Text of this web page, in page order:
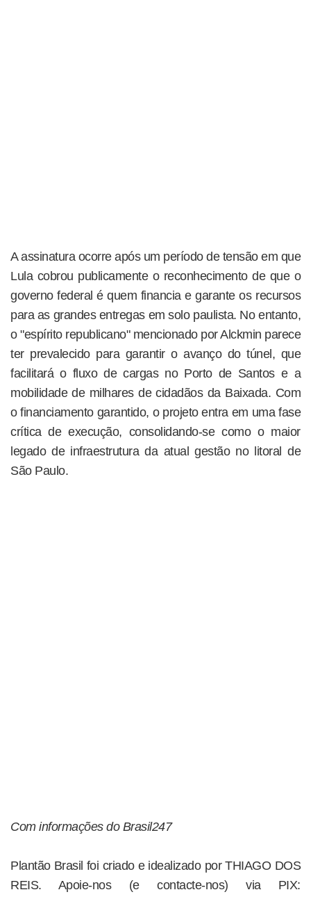
A assinatura ocorre após um período de tensão em que
Lula cobrou publicamente o reconhecimento de que o
governo federal é quem financia e garante os recursos
para as grandes entregas em solo paulista. No entanto,
o "espírito republicano" mencionado por Alckmin parece
ter prevalecido para garantir o avanço do túnel, que
facilitará o fluxo de cargas no Porto de Santos e a
mobilidade de milhares de cidadãos da Baixada. Com
o financiamento garantido, o projeto entra em uma fase
crítica de execução, consolidando-se como o maior
legado de infraestrutura da atual gestão no litoral de
São Paulo.
Com informações do Brasil247
Plantão Brasil foi criado e idealizado por THIAGO DOS
REIS. Apoie-nos (e contacte-nos) via PIX: